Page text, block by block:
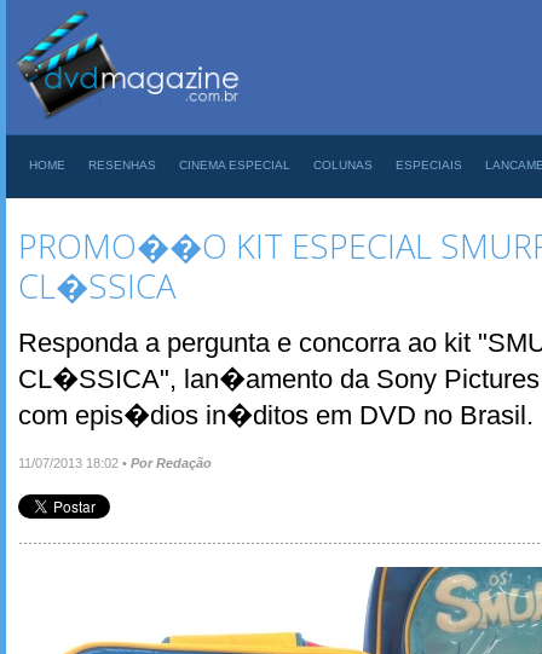
HOME RESENHAS CINEMA ESPECIAL COLUNAS ESPECIAIS
PROMO��O KIT ESPECIAL
CL�SSICA
Responda a pergunta e concorra ao kit
CL�SSICA", lan�amento da Sony Pictures
com epis�dios in�ditos em DVD no Brasil.
11/07/2013 18:02 • Por Redação